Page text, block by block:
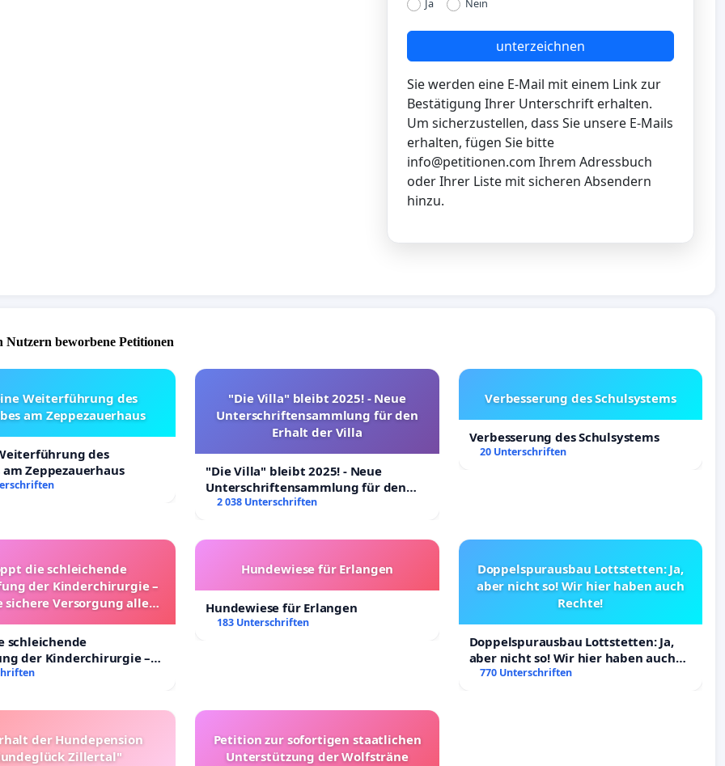
unterzeichnen
Sie werden eine E-Mail mit einem Link zur
Bestätigung Ihrer Unterschrift erhalten.
Um sicherzustellen, dass Sie unsere E-Mails
erhalten, fügen Sie bitte
info@petitionen.com Ihrem Adressbuch
oder Ihrer Liste mit sicheren Absendern
hinzu.
Nutzern beworbene Petitionen
Weiterführung des
am Zeppezauerhaus
des
Zeppezauerhaus
"Die Villa" bleibt 2025! - Neue
Unterschriftensammlung für den
Erhalt der Villa
"Die Villa" bleibt 2025! - Neue
Unterschriftensammlung für den
Erhalt der Villa
2 038 Unterschriften
Verbesserung des Schulsystems
Verbesserung des Schulsystems
20 Unterschriften
die schleichende
der Kinderchirurgie –
sichere Versorgung aller
schleichende
der Kinderchirurgie –
Versorgung aller
Hundewiese für Erlangen
Hundewiese für Erlangen
183 Unterschriften
Doppelspurausbau Lottstetten: Ja,
aber nicht so! Wir hier haben auch
Rechte!
Doppelspurausbau Lottstetten: Ja,
aber nicht so! Wir hier haben auch
Rechte!
770 Unterschriften
der Hundepension
Zillertal"
Petition zur sofortigen staatlichen
Unterstützung der Wolfsträne